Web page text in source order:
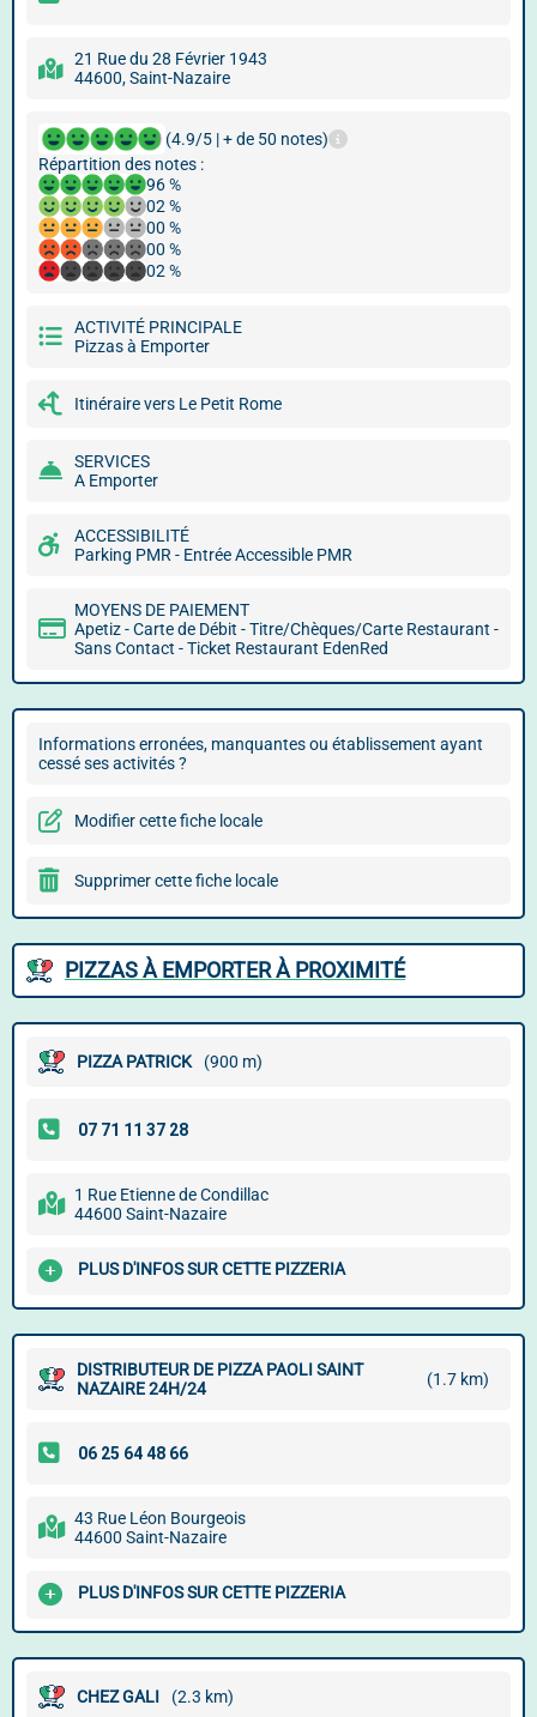
21 Rue du 28 Février 1943
44600, Saint-Nazaire
(4.9/5 | + de 50 notes)
Répartition des notes :
96 %
02 %
00 %
00 %
02 %
ACTIVITÉ PRINCIPALE
Pizzas à Emporter
Itinéraire vers Le Petit Rome
SERVICES
A Emporter
ACCESSIBILITÉ
Parking PMR - Entrée Accessible PMR
MOYENS DE PAIEMENT
Apetiz - Carte de Débit - Titre/Chèques/Carte Restaurant -
Sans Contact - Ticket Restaurant EdenRed
Informations erronées, manquantes ou établissement ayant
cessé ses activités ?
Modifier cette fiche locale
Supprimer cette fiche locale
PIZZAS À EMPORTER À PROXIMITÉ
PIZZA PATRICK (900 m)
1 Rue Etienne de Condillac
44600 Saint-Nazaire
PLUS D'INFOS SUR CETTE PIZZERIA
DISTRIBUTEUR DE PIZZA PAOLI SAINT
NAZAIRE 24H/24
(1.7 km)
43 Rue Léon Bourgeois
44600 Saint-Nazaire
PLUS D'INFOS SUR CETTE PIZZERIA
CHEZ GALI (2.3 km)